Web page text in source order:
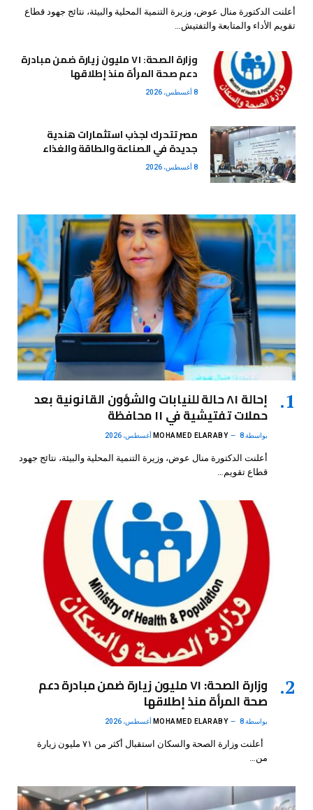
أعلنت الدكتورة منال عوض، وزيرة التنمية المحلية والبيئة، نتائج جهود قطاع
تقويم الأداء والمتابعة والتفتيش…
وزارة الصحة: ٧١ مليون زيارة ضمن مبادرة
دعم صحة المرأة منذ إطلاقها
8 أغسطس، 2026
مصر تتحرك لجذب استثمارات هندية
جديدة في الصناعة والطاقة والغذاء
8 أغسطس، 2026
إحالة ٨١ حالة للنيابات والشؤون القانونية بعد
حملات تفتيشية في ١١ محافظة
بواسطة MOHAMED ELARABY 8 أغسطس، 2026
أعلنت الدكتورة منال عوض، وزيرة التنمية المحلية والبيئة، نتائج جهود
قطاع تقويم…
وزارة الصحة: ٧١ مليون زيارة ضمن مبادرة دعم
صحة المرأة منذ إطلاقها
بواسطة MOHAMED ELARABY 8 أغسطس، 2026
أعلنت وزارة الصحة والسكان استقبال أكثر من ٧١ مليون زيارة
من…